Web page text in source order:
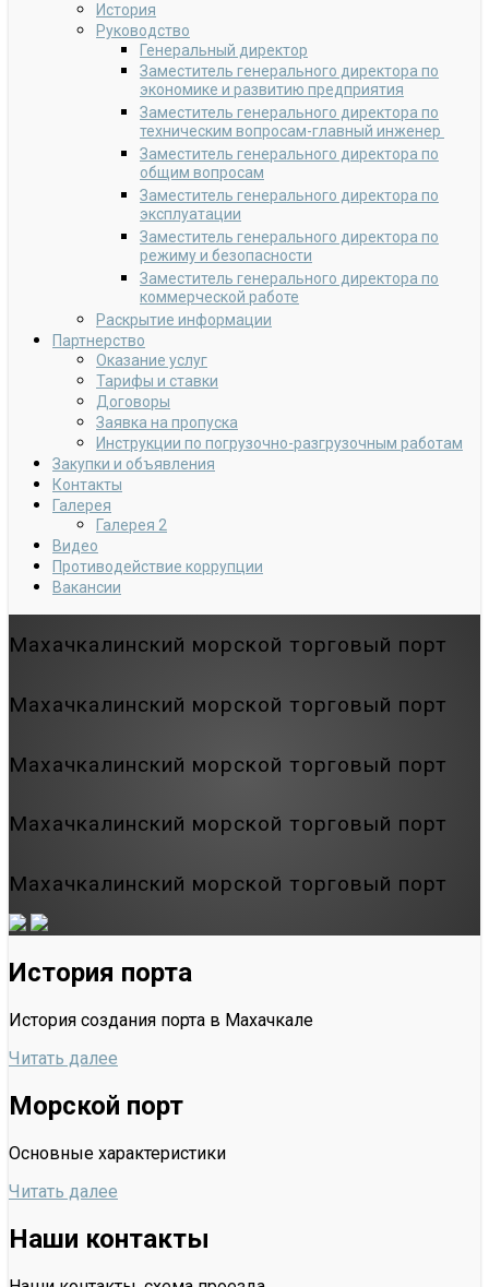
История
Руководство
Генеральный директор
Заместитель генерального директора по
экономике и развитию предприятия
Заместитель генерального директора по
техническим вопросам-главный инженер
Заместитель генерального директора по
общим вопросам
Заместитель генерального директора по
эксплуатации
Заместитель генерального директора по
режиму и безопасности
Заместитель генерального директора по
коммерческой работе
Раскрытие информации
Партнерство
Оказание услуг
Тарифы и ставки
Договоры
Заявка на пропуска
Инструкции по погрузочно-разгрузочным работам
Закупки и объявления
Контакты
Галерея
Галерея 2
Видео
Противодействие коррупции
Вакансии
Махачкалинский морской торговый порт
Махачкалинский морской торговый порт
Махачкалинский морской торговый порт
Махачкалинский морской торговый порт
Махачкалинский морской торговый порт
История порта
История создания порта в Махачкале
Читать далее
Морской порт
Основные характеристики
Читать далее
Наши контакты